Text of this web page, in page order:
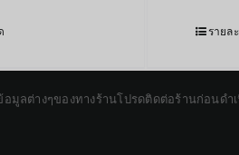
รายล
ลต่างๆของทางร้านโปรดติดต่อร้านก่อนดำ